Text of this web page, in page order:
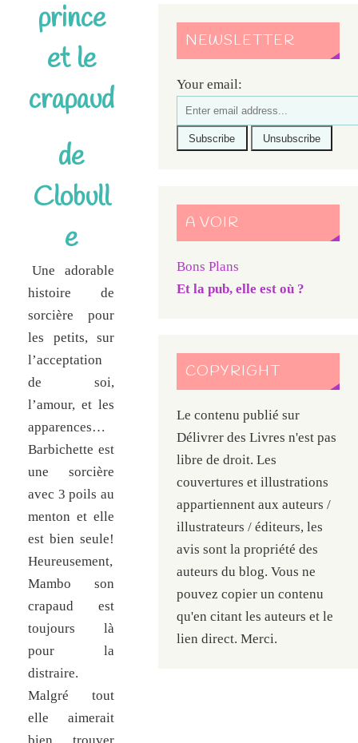
prince
et le
crapaud
de
Clobull
e
Une adorable
histoire de
sorcière pour
les petits, sur
l’acceptation
de soi,
l’amour, et les
apparences…
Barbichette est
une sorcière
avec 3 poils au
menton et elle
est bien seule!
Heureusement,
Mambo son
crapaud est
toujours là
pour la
distraire.
Malgré tout
elle aimerait
NEWSLETTER
Your email:
A VOIR
Bons Plans
Et la pub, elle est où ?
COPYRIGHT
Le contenu publié sur
Délivrer des Livres n'est pas
libre de droit. Les
couvertures et illustrations
appartiennent aux auteurs /
illustrateurs / éditeurs, les
avis sont la propriété des
auteurs du blog. Vous ne
pouvez copier un contenu
qu'en citant les auteurs et le
lien direct. Merci.